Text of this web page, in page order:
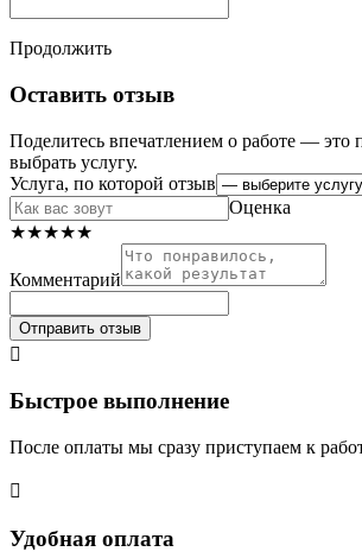
Продолжить
Оставить отзыв
Поделитесь впечатлением о работе — это
выбрать услугу.
Услуга, по которой отзыв
Оценка
★★★★★
Комментарий
Отправить отзыв

Быстрое выполнение
После оплаты мы сразу приступаем к

Удобная оплата